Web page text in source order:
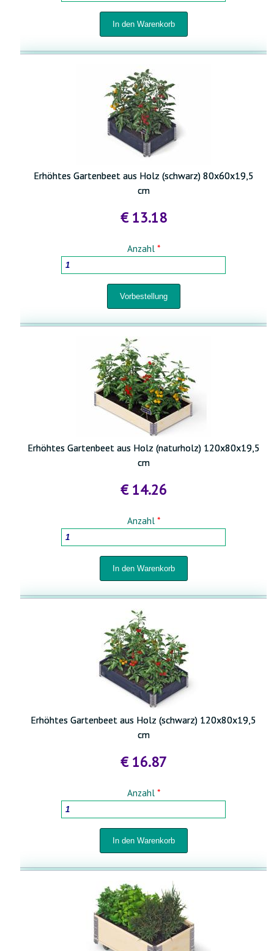
Erhöhtes Gartenbeet aus Holz (schwarz) 80x60x19,5
cm
€ 13.18
Anzahl *
Erhöhtes Gartenbeet aus Holz (naturholz) 120x80x19,5
cm
€ 14.26
Anzahl *
Erhöhtes Gartenbeet aus Holz (schwarz) 120x80x19,5
cm
€ 16.87
Anzahl *